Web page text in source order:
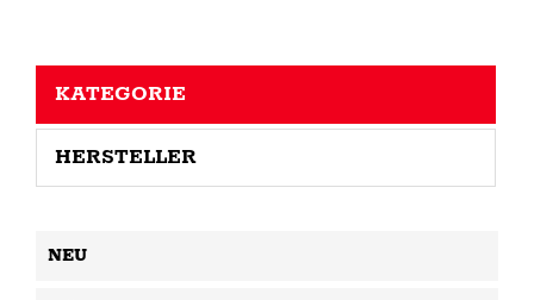
KATEGORIE
HERSTELLER
NEU